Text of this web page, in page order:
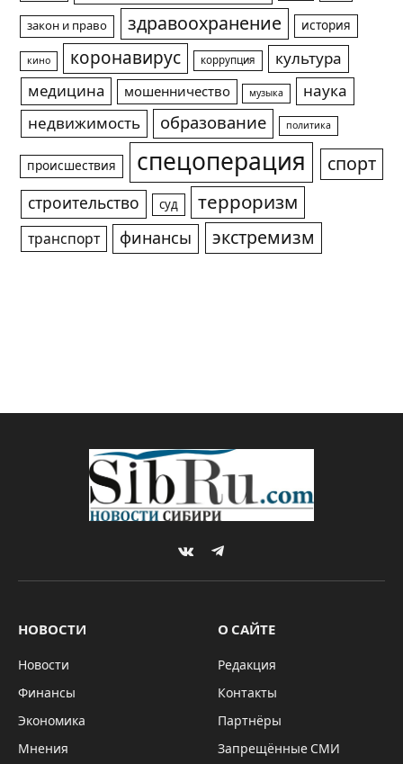
закон и право здравоохранение история
кино коронавирус коррупция
культура
медицина
мошенничество музыка
наука
недвижимость
образование политика
происшествия спецоперация спорт
строительство суд терроризм
транспорт финансы экстремизм
VKontakteTelegram
НОВОСТИ
Новости
Финансы
Экономика
Мнения
О САЙТЕ
Редакция
Контакты
Партнёры
Запрещённые СМИ